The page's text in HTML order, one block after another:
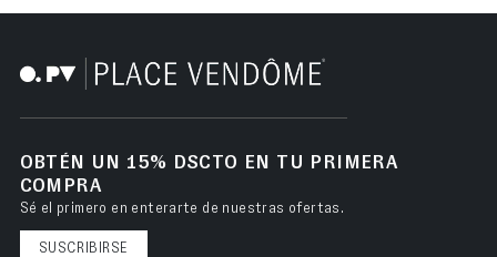
OBTÉN UN 15% DSCTO EN TU PRIMERA
COMPRA
Sé el primero en enterarte de nuestras ofertas.
SUSCRIBIRSE